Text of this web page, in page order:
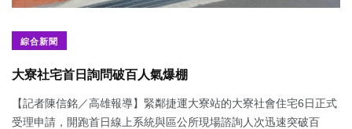
綜合新聞
大寮社宅首日詢問破百人氣爆棚
【記者陳信銘／高雄報導】緊鄰捷運大寮站的大寮社會住宅6日正式
受理申請，開跑首日線上系統與區公所現場諮詢人次迅速突破百